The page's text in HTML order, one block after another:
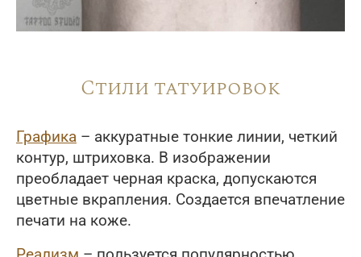
Стили татуировок
Графика – аккуратные тонкие линии, четкий
контур, штриховка. В изображении
преобладает черная краска, допускаются
цветные вкрапления. Создается впечатление
печати на коже.